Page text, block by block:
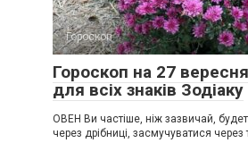
Гороскоп
Гороскоп на 27
для всіх знаків Зодіаку
ОВЕН Ви частіше, ніж зазвичай,
через дрібниці, засмучуватися